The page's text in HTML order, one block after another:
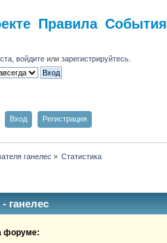
Правила События
войдите илизарегистрируйтесь
Вход Регистрация
ганелес » Статистика
ганелес
форуме: